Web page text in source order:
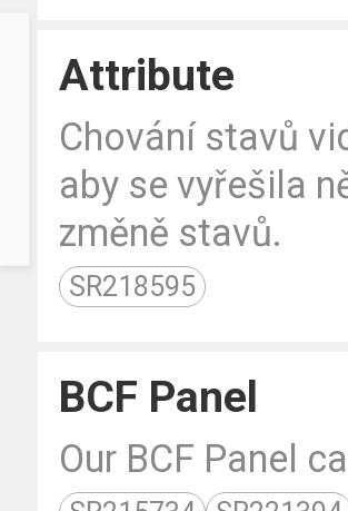
Attribute
Chování stavů
aby se vyřešila
změně stavů.
SR218595
BCF Panel
Our BCF Panel